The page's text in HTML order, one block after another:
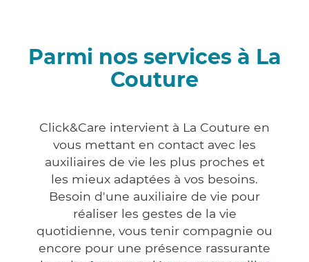
Parmi nos services à La
Couture
Click&Care intervient à La Couture en
vous mettant en contact avec les
auxiliaires de vie les plus proches et
les mieux adaptées à vos besoins.
Besoin d'une auxiliaire de vie pour
réaliser les gestes de la vie
quotidienne, vous tenir compagnie ou
encore pour une présence rassurante